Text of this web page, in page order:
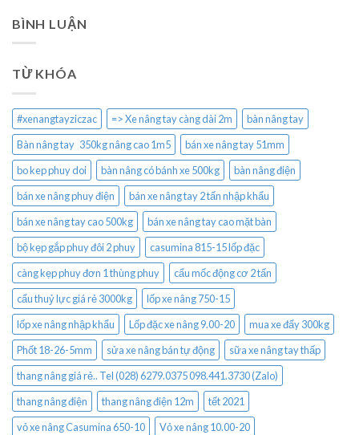
BÌNH LUẬN
TỪ KHÓA
#xenangtayziczac => Xe nâng tay càng dài 2m
bàn nâng tay
Bàn nâng tay 350kg nâng cao 1m5
bán xe nâng tay 51mm
bo kep phuy doi
bàn nâng có bánh xe 500kg
bàn nâng điện
bán xe nâng phuy điện
bán xe nâng tay 2 tấn nhập khẩu
bán xe nâng tay cao 500kg
bán xe nâng tay cao mặt bàn
bộ kẹp gắp phuy đôi 2 phuy
casumina 815-15 lốp đặc
càng kẹp phuy đơn 1 thùng phuy
cẩu mốc động cơ 2 tấn
cẩu thuỷ lực giá rẻ 3000kg
lốp xe nâng 750-15
lốp xe nâng nhập khẩu
Lốp đặc xe nâng 9.00-20
mua xe đẩy 300kg
Phốt 18-26-5mm
sửa xe nâng bán tự động
sữa xe nâng tay thấp
thang nâng giá rẻ.. Tel (028) 6279.0375 098.441.3730 (Zalo)
thang nâng điện
thang nâng điện 12m
tết 2021
vỏ xe nâng Casumina 650-10
Vỏ xe nâng 10.00-20